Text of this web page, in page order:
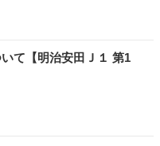
て【明治安田Ｊ１ 第1